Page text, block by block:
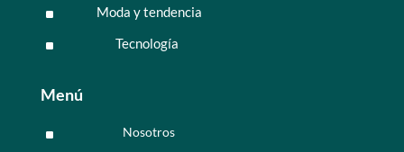
^ Moda y tendencia
^ Tecnología
Menú
^ Nosotros